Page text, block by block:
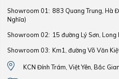
Showroom 01: 883 Quang Trung, Hà
Nghĩa)
Showroom 02: 15 đường Lý Sơn, Long
Showroom 03: Km1, đường Võ Văn
KCN Đính Trám, Việt Yên, Bắc